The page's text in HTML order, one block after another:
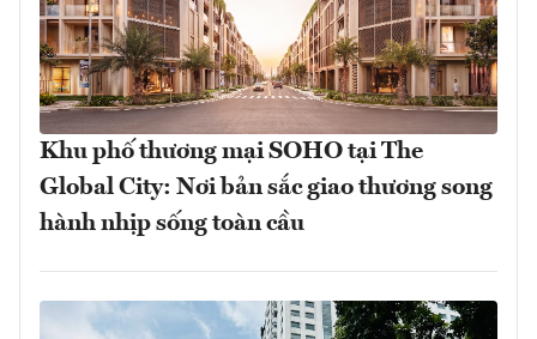
Khu phố thương mại SOHO tại The
Global City: Nơi bản sắc giao thương song
hành nhịp sống toàn cầu